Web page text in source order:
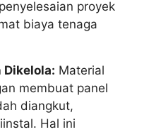
proyek
biaya tenaga
Dikelola: Material
membuat panel
diangkut,
Hal ini